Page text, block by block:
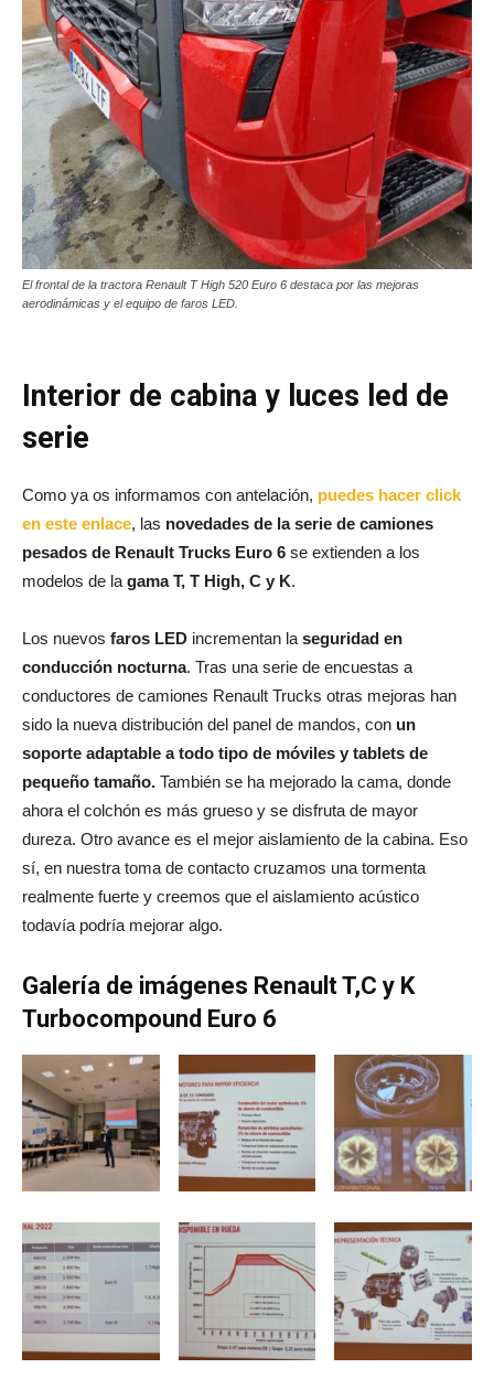
El frontal de la tractora Renault T High 520 Euro 6 destaca por las mejoras
aerodinámicas y el equipo de faros LED.
Interior de cabina y luces led de
serie
Como ya os informamos con antelación, puedes hacer click
en este enlace, las novedades de la serie de camiones
pesados de Renault Trucks Euro 6 se extienden a los
modelos de la gama T, T High, C y K.
Los nuevos faros LED incrementan la seguridad en
conducción nocturna. Tras una serie de encuestas a
conductores de camiones Renault Trucks otras mejoras han
sido la nueva distribución del panel de mandos, con un
soporte adaptable a todo tipo de móviles y tablets de
pequeño tamaño. También se ha mejorado la cama, donde
ahora el colchón es más grueso y se disfruta de mayor
dureza. Otro avance es el mejor aislamiento de la cabina. Eso
sí, en nuestra toma de contacto cruzamos una tormenta
realmente fuerte y creemos que el aislamiento acústico
todavía podría mejorar algo.
Galería de imágenes Renault T,C y K
Turbocompound Euro 6